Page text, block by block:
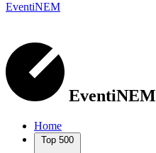
EventiNEM
EventiNEM
Home
Top 500